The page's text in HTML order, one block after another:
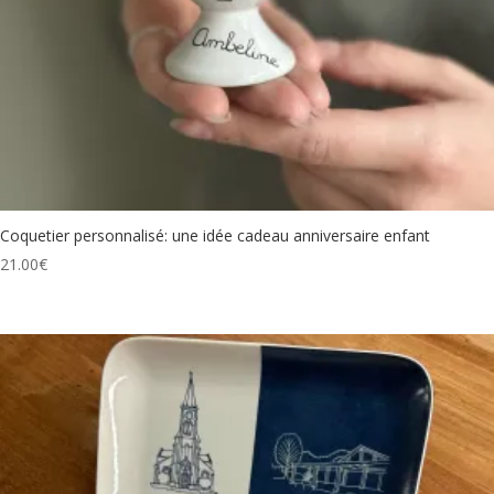
Coquetier personnalisé: une idée cadeau anniversaire enfant
21.00€